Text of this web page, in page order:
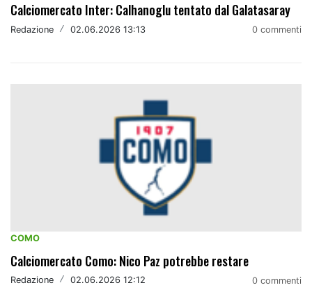
Calciomercato Inter: Calhanoglu tentato dal Galatasaray
Redazione / 02.06.2026 13:13 0 commenti
COMO
Calciomercato Como: Nico Paz potrebbe restare
Redazione / 02.06.2026 12:12 0 commenti